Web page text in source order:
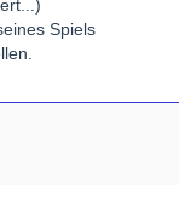
Spiels